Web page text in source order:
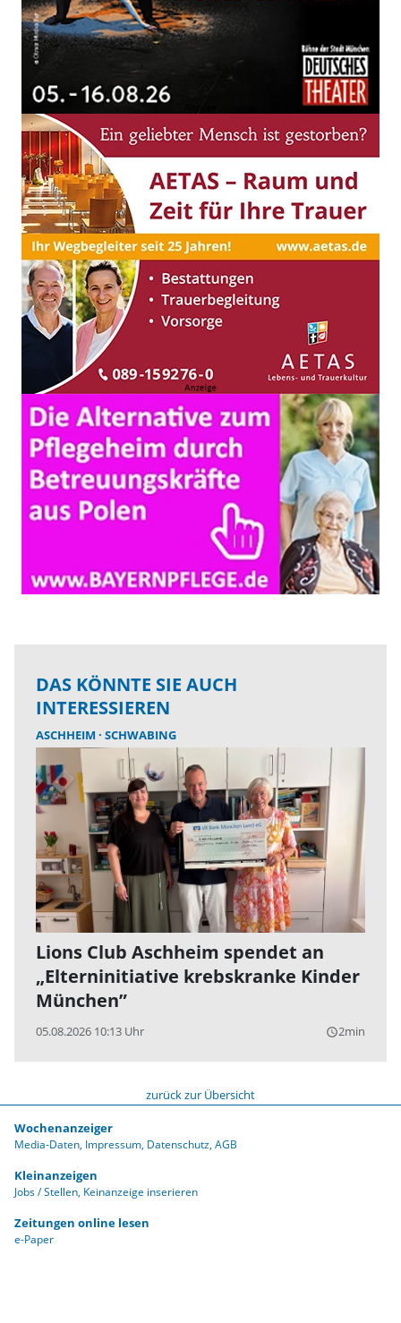
DAS KÖNNTE SIE AUCH
INTERESSIEREN
ASCHHEIM SCHWABING
Lions Club Aschheim spendet an
„Elterninitiative krebskranke Kinder
München”
05.08.2026 10:13 Uhr query_builder2min
zurück zur Übersicht
Wochenanzeiger
Media-Daten Impressum Datenschutz AGB
Kleinanzeigen
Jobs / Stellen Keinanzeige inserieren
Zeitungen online lesen
e-Paper